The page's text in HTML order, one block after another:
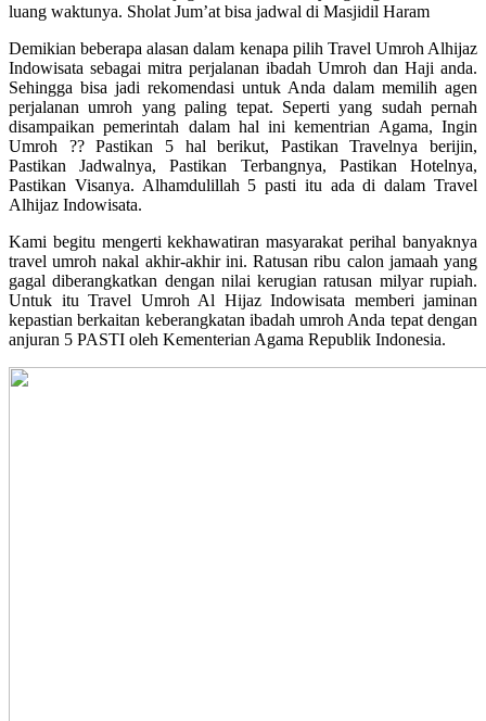
luang waktunya. Sholat Jum’at bisa jadwal di Masjidil Haram
Demikian beberapa alasan dalam kenapa pilih Travel Umroh Alhijaz
Indowisata sebagai mitra perjalanan ibadah Umroh dan Haji anda.
Sehingga bisa jadi rekomendasi untuk Anda dalam memilih agen
perjalanan umroh yang paling tepat. Seperti yang sudah pernah
disampaikan pemerintah dalam hal ini kementrian Agama, Ingin
Umroh ?? Pastikan 5 hal berikut, Pastikan Travelnya berijin,
Pastikan Jadwalnya, Pastikan Terbangnya, Pastikan Hotelnya,
Pastikan Visanya. Alhamdulillah 5 pasti itu ada di dalam Travel
Alhijaz Indowisata.
Kami begitu mengerti kekhawatiran masyarakat perihal banyaknya
travel umroh nakal akhir-akhir ini. Ratusan ribu calon jamaah yang
gagal diberangkatkan dengan nilai kerugian ratusan milyar rupiah.
Untuk itu Travel Umroh Al Hijaz Indowisata memberi jaminan
kepastian berkaitan keberangkatan ibadah umroh Anda tepat dengan
anjuran 5 PASTI oleh Kementerian Agama Republik Indonesia.